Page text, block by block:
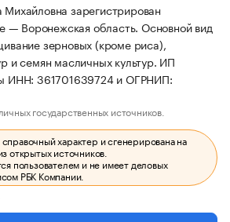
зарегистрирован
— Воронежская область. Основной вид
зерновых (кроме риса),
и семян масличных культур. ИП
ИНН: 361701639724 и ОГРНИП:
государственных источников.
характер и сгенерирована на
открытых источников.
пользователем и не имеет деловых
РБК Компании.